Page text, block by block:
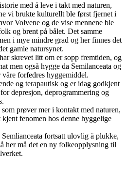
med å leve i takt med naturen,
vi brukte kulturellt ble først fjernet i
Volvene og de vise mennene ble
og brent på bålet. Det samme
i mye mindre grad og her finnes det
gamle natursynet.
skrevet litt om er sopp fremtiden, og
men også hygge da Semilanceata og
forfedres hyggemiddel.
og terapautisk og er idag godkjent
depresjon, deprogrammering og
prøver mer i kontakt med naturen,
kjent fenomen hos denne hyggelige
fortsatt ulovlig å plukke,
her må det en ny folkeopplysning til